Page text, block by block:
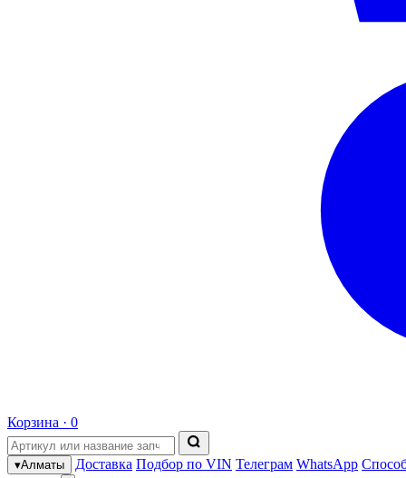
Корзина · 0
▾Алматы Доставка Подбор по VIN Телеграм WhatsApp